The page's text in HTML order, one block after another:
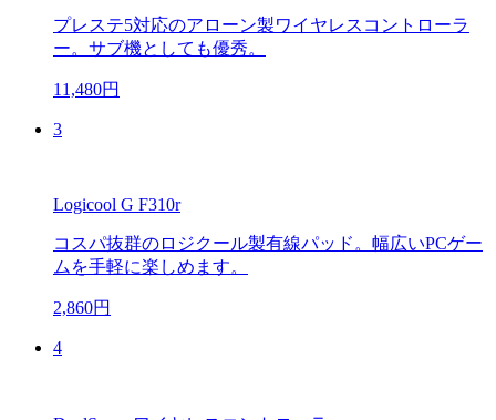
プレステ5対応のアローン製ワイヤレスコントローラ
ー。サブ機としても優秀。
11,480円
3
Logicool G F310r
コスパ抜群のロジクール製有線パッド。幅広いPCゲー
ムを手軽に楽しめます。
2,860円
4